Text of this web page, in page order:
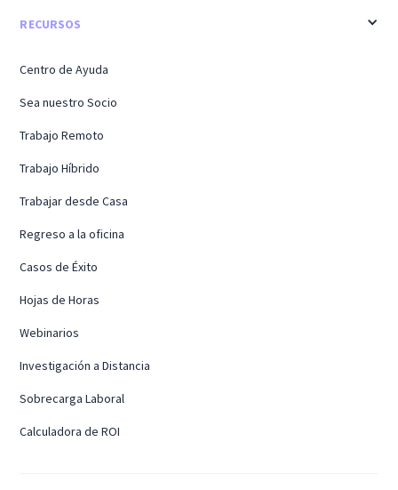
RECURSOS
Centro de Ayuda
Sea nuestro Socio
Trabajo Remoto
Trabajo Híbrido
Trabajar desde Casa
Regreso a la oficina
Casos de Éxito
Hojas de Horas
Webinarios
Investigación a Distancia
Sobrecarga Laboral
Calculadora de ROI